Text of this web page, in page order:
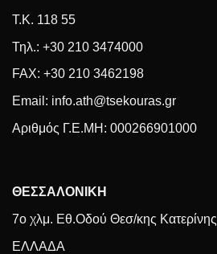
Τ.Κ. 118 55
Τηλ.: +30 210 3474000
FAX: +30 210 3462198
Email: info.ath@tsekouras.gr
Αριθμός Γ.Ε.MH: 000266901000
ΘΕΣΣΑΛΟΝΙΚΗ
7ο χλμ. Εθ.Οδού Θεσ/κης Κατερίνης
ΕΛΛΑΔΑ